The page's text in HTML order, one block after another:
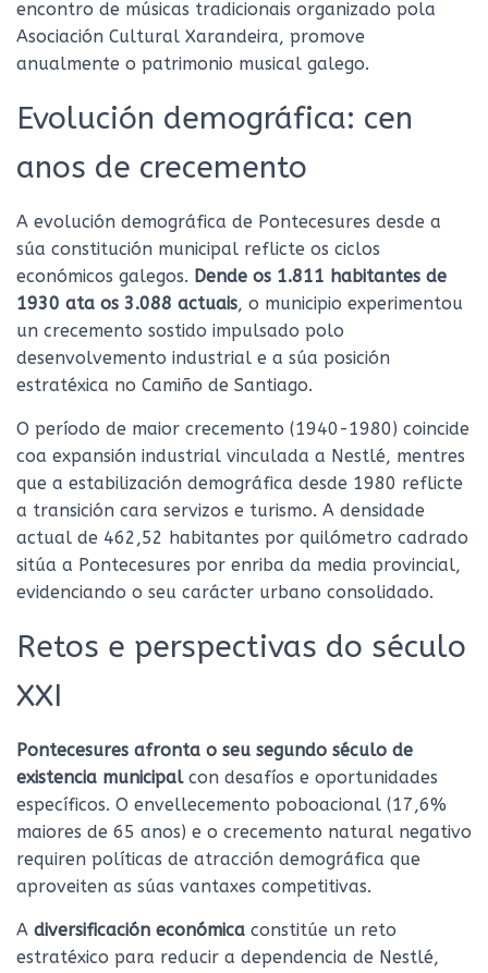
encontro de músicas tradicionais organizado pola
Asociación Cultural Xarandeira, promove
anualmente o patrimonio musical galego.
Evolución demográfica: cen
anos de crecemento
A evolución demográfica de Pontecesures desde a
súa constitución municipal reflicte os ciclos
económicos galegos. Dende os 1.811 habitantes de
1930 ata os 3.088 actuais, o municipio experimentou
un crecemento sostido impulsado polo
desenvolvemento industrial e a súa posición
estratéxica no Camiño de Santiago.
O período de maior crecemento (1940-1980) coincide
coa expansión industrial vinculada a Nestlé, mentres
que a estabilización demográfica desde 1980 reflicte
a transición cara servizos e turismo. A densidade
actual de 462,52 habitantes por quilómetro cadrado
sitúa a Pontecesures por enriba da media provincial,
evidenciando o seu carácter urbano consolidado.
Retos e perspectivas do século
XXI
Pontecesures afronta o seu segundo século de
existencia municipalcon desafíos e oportunidades
específicos. O envellecemento poboacional (17,6%
maiores de 65 anos) e o crecemento natural negativo
requiren políticas de atracción demográfica que
aproveiten as súas vantaxes competitivas.
A diversificación económica constitúe un reto
estratéxico para reducir a dependencia de Nestlé,